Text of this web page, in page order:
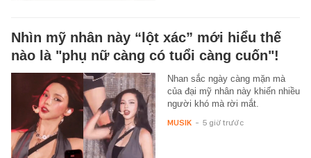
Nhìn mỹ nhân này “lột xác” mới hiểu thế
nào là "phụ nữ càng có tuổi càng cuốn"!
Nhan sắc ngày càng mặn mà
của đại mỹ nhân này khiến nhiều
người khó mà rời mắt.
MUSIK - 5 giờ trước